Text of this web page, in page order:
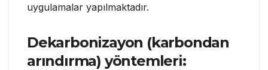
uygulamalar yapılmaktadır.
Dekarbonizayon (karbondan
arındırma) yöntemleri: